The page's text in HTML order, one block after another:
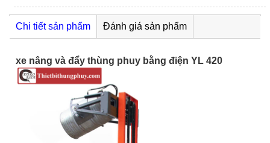
Chi tiết sản phẩm Đánh giá sản phẩm
xe nâng và đẩy thùng phuy bằng điện YL 420